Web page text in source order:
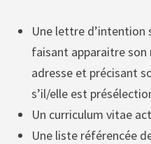
Une lettre
faisant apparaitre
adresse et précisant
s’il/elle est
Un curriculum vitae
Une liste référencée